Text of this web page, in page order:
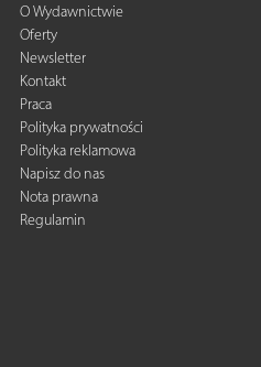
O Wydawnictwie
Oferty
Newsletter
Kontakt
Praca
Polityka prywatności
Polityka reklamowa
Napisz do nas
Nota prawna
Regulamin